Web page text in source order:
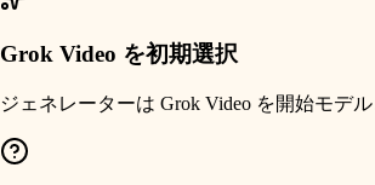
Grok Video を初期選択
ジェネレーターは Grok Video を開始モデ